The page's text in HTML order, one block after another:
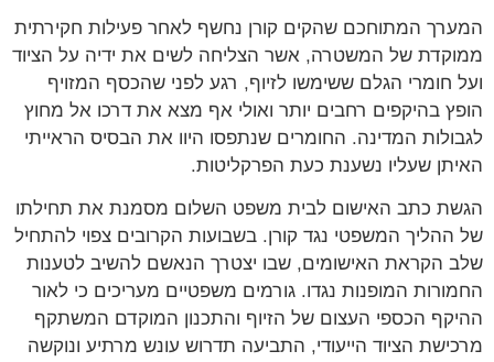
המערך המתוחכם שהקים קורן נחשף לאחר פעילות חקירתית
ממוקדת של המשטרה, אשר הצליחה לשים את ידיה על הציוד
ועל חומרי הגלם ששימשו לזיוף, רגע לפני שהכסף המזויף
הופץ בהיקפים רחבים יותר ואולי אף מצא את דרכו אל מחוץ
לגבולות המדינה. החומרים שנתפסו היוו את הבסיס הראייתי
האיתן שעליו נשענת כעת הפרקליטות.
הגשת כתב האישום לבית משפט השלום מסמנת את תחילתו
של ההליך המשפטי נגד קורן. בשבועות הקרובים צפוי להתחיל
שלב הקראת האישומים, שבו יצטרך הנאשם להשיב לטענות
החמורות המופנות נגדו. גורמים משפטיים מעריכים כי לאור
ההיקף הכספי העצום של הזיוף והתכנון המוקדם המשתקף
מרכישת הציוד הייעודי, התביעה תדרוש עונש מרתיע ונוקשה